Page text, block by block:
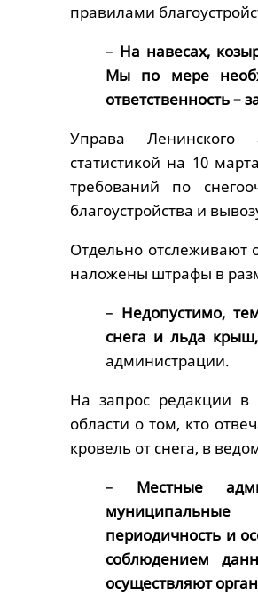
правилами
– На навесах,
Мы по мере
ответственность –
Управа Ленинского
статистикой на 10
требований по
благоустройства и
Отдельно отслеживают
наложены штрафы в
– Недопустимо,
снега и льда
администрации.
На запрос редакции в
области о том, кто
кровель от снега, в
– Местные
периодичность и
соблюдением
осуществляют